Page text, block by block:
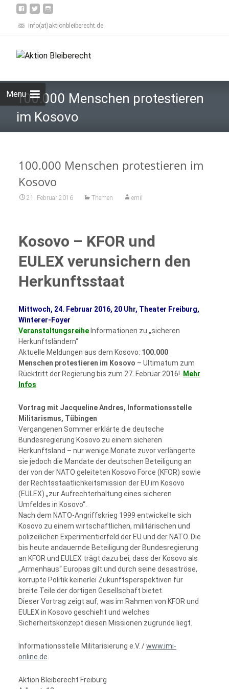
info(at)aktionbleiberecht.de
Menu100.000 Menschen protestieren
im Kosovo
100.000 Menschen protestieren im
Kosovo
21. Februar 2016 Themen emil
Kosovo – KFOR und
EULEX verunsichern den
Herkunftsstaat
Mittwoch, 24. Februar 2016, 20 Uhr, Theater Freiburg,
Winterer-Foyer
Veranstaltungsreihe Informationen zu „sicheren
Herkunftsländern“
Aktuelle Meldungen aus dem Kosovo: 100.000
Menschen protestieren im Kosovo – Ultimatum zum
Rücktritt der Regierung bis zum 27. Februar 2016!
Mehr
Infos
Vortrag mit Jacqueline Andres, Informationsstelle
Militarismus, Tübingen
Vergangenen Sommer erklärte die deutsche
Bundesregierung Kosovo zu einem sicheren
Herkunftsland – nur wenige Monate zuvor verlängerte
sie jedoch die Mandate der deutschen Beteiligung an
der von der NATO geleiteten Kosovo Force (KFOR) sowie
der Rechtsstaatlichkeitsmission der EU im Kosovo
(EULEX) „zur Aufrechterhaltung eines sicheren
Umfeldes in Kosovo“.
Nach dem NATO-Angriffskrieg 1999 entwickelte sich
Kosovo zu einem wirtschaftlichen, militärischen und
polizeilichen Experimentierfeld der EU und der NATO. Die
bis heute andauernde Beteiligung der Bundesregierung
an KFOR und EULEX trägt dazu bei, dass der Kosovo als
„Armenhaus“ Europas gilt und durch seine desaströse,
korrupte Politik keinerlei Zukunftsperspektiven für
breite Teile der dortigen Gesellschaft bietet.
Dieser Vortrag zeigt auf, was im Rahmen von KFOR und
EULEX in Kosovo geschieht und welches
Sicherheitskonzept diesen Missionen zugrunde liegt.
Informationsstelle Militarisierung e.V. /www.imi-
online.de
Aktion Bleiberecht Freiburg